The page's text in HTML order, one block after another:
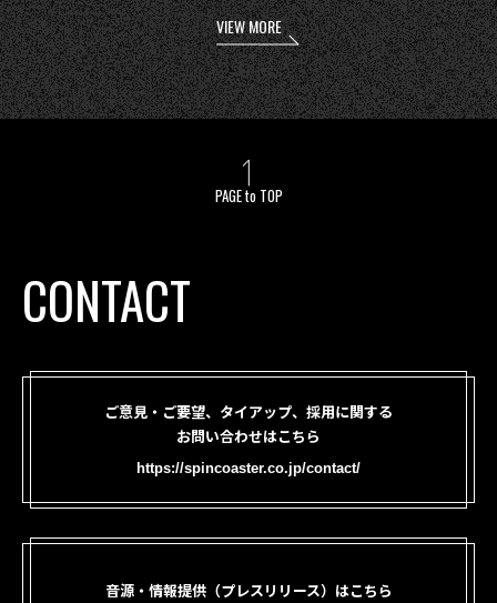
VIEW MORE
PAGE to TOP
CONTACT
ご意見・ご要望、タイアップ、採用に関する
お問い合わせはこちら
https://spincoaster.co.jp/contact/
音源・情報提供（プレスリリース）はこちら